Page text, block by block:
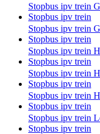
Stopbus ipv trein
Stopbus ipv trein
Stopbus ipv trein
Stopbus ipv trein
Stopbus ipv trein
Stopbus ipv trein
Stopbus ipv trein
Stopbus ipv trein
Stopbus ipv trein
Stopbus ipv trein
Stopbus ipv trein
Stopbus ipv trein